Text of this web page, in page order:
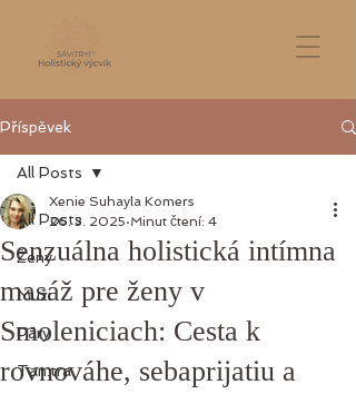
Příspěvek
All Posts
Ženy
Muži
Páry
Tan.tra
All Posts
Senzuálna holistická intímna
masáž pre ženy v
Smoleniciach: Cesta k
rovnováhe, sebaprijatiu a
Xenie Suhayla Komers
26. 3. 2025 Minut čtení: 4